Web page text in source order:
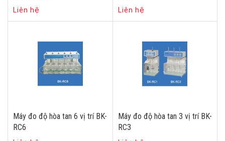
Liên hệ Liên hệ
Máy đo độ hòa tan 6 vị trí BK-
RC6
Máy đo độ hòa tan 3 vị trí BK-
RC3